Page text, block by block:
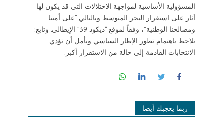
المسؤولية الأساسية لمواجهة الاختلالات التي قد يكون لها
آثار على استقرار البحر المتوسط ​​وبالتالي “على أمننا
ومصالحنا الوطنية”، وفقاً لموقع “ديكود 39” الإيطالي. وتابع:
نلاحظ باهتمام تطور الإطار السياسي ونأمل أن تؤدي
الانتخابات القادمة إلى حالة من الاستقرار أكبر.
ربما يعجبك أيضا